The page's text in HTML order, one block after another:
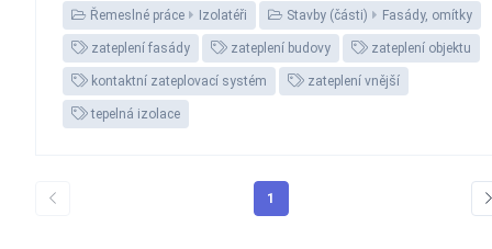
Řemeslné práce Izolatéři Stavby (části) Fasády, omítky
zateplení fasády zateplení budovy zateplení objektu
kontaktní zateplovací systém zateplení vnější
tepelná izolace
1